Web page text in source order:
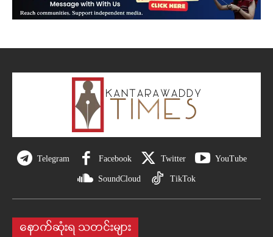
Telegram Facebook Twitter YouTube
SoundCloud TikTok
နောက်ဆုံးရ သတင်းများ